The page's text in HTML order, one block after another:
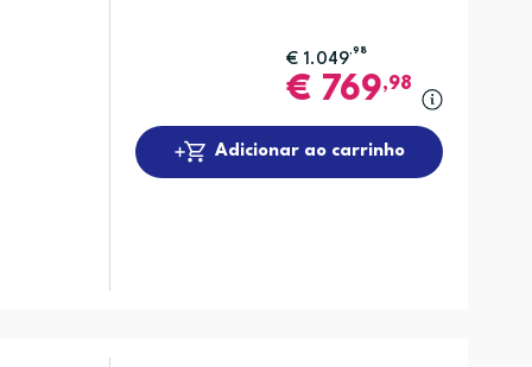
€ 1.049 ,98
€ 769,98
Adicionar ao carrinho